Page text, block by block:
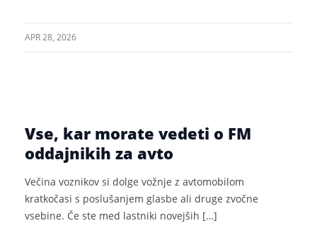
APR 28, 2026
Vse, kar morate vedeti o FM
oddajnikih za avto
Večina voznikov si dolge vožnje z avtomobilom
kratkočasi s poslušanjem glasbe ali druge zvočne
vsebine. Če ste med lastniki novejših […]